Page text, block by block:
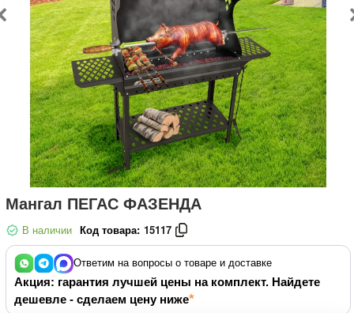
Мангал ПЕГАС ФАЗЕНДА
В наличии Код товара: 15117
Ответим на вопросы о товаре и доставке
Акция: гарантия лучшей цены на комплект. Найдете
дешевле - сделаем цену ниже